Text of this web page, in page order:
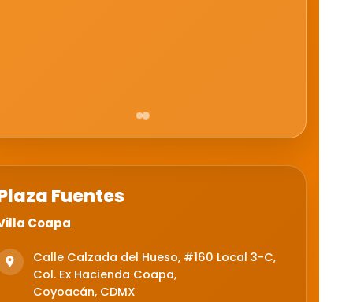
Fuentes
Coapa
Calle Calzada del Hueso, #160 Local 3-C,
Col. Ex Hacienda Coapa,
Coyoacán, CDMX